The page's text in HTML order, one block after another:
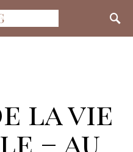
la vie
– au